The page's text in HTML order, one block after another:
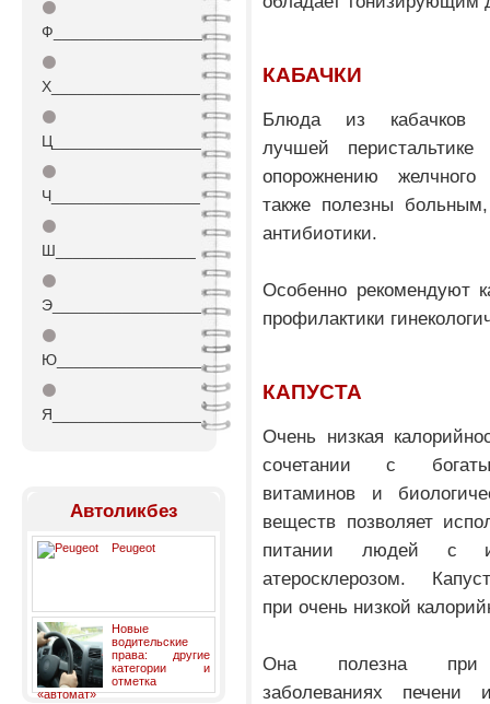
⚫
Ф_________________
⚫
Х_________________
⚫
Ц_________________
⚫
Ч_________________
⚫
Ш________________
⚫
Э_________________
⚫
Ю_________________
⚫
Я_________________
Автоликбез
Peugeot
Новые
водительские
права: другие
категории и
отметка
«автомат»
КАБАЧКИ
Блюда из кабачков
лучшей
опорожнению
также полезны
антибиотики.
Особенно рекомендуют
профилактики
КАПУСТА
Очень низкая
сочетании с
витаминов и
веществ позволяет
питании людей с
атеросклерозом.
при очень низкой
Она полезна при
заболеваниях печени